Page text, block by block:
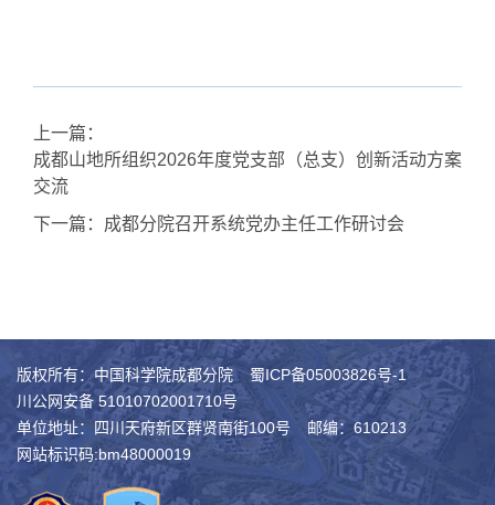
上一篇：
成都山地所组织2026年度党支部（总支）创新活动方案
交流
下一篇： 成都分院召开系统党办主任工作研讨会
版权所有：中国科学院成都分院
蜀ICP备05003826号-1
川公网安备 51010702001710号
单位地址：四川天府新区群贤南街100号
邮编：610213
网站标识码:bm48000019